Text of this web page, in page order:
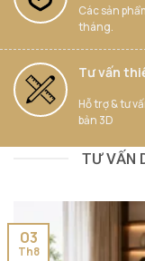
Các sản
tháng.
Tư vấn
Hỗ trợ & tư
bản 3D
TƯ VẤN
03
Th8